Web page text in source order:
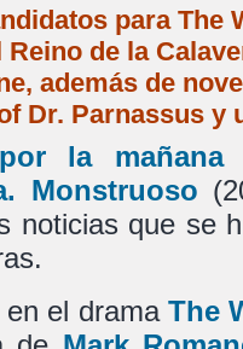
para The
de la
además de
Dr. Parnassus
por la mañana
Monstruoso
noticias que se
en el dramaThe